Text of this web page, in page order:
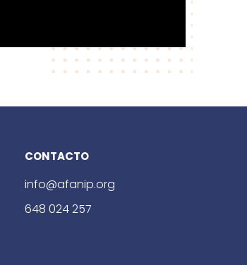
CONTACTO
info@afanip.org
648 024 257